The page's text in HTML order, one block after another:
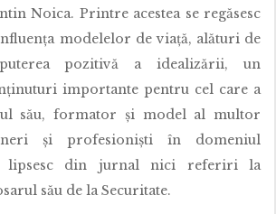
Noica. Printre acestea se regăsesc
modelelor de viață, alături de
pozitivă a idealizării, un
importante pentru cel care a
său, formator și model al multor
și profesioniști în domeniul
lipsesc din jurnal nici referiri la
său de la Securitate.